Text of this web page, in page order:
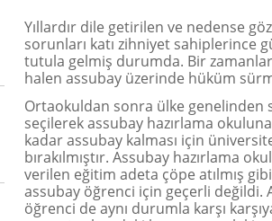
Yıllardır dile getirilen ve nedense
sorunları katı zihniyet sahiplerince
tutula gelmiş durumda. Bir
halen assubay üzerinde hüküm
Ortaokuldan sonra ülke genelinden
seçilerek assubay hazırlama
kadar assubay kalması için
bırakılmıştır. Assubay hazırlama
verilen eğitim adeta çöpe atılmış
assubay öğrenci için geçerli değildi.
öğrenci de aynı durumla karşı